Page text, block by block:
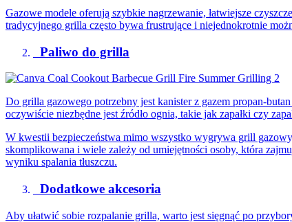
Gazowe modele oferują szybkie nagrzewanie, łatwiejsze
tradycyjnego grilla często bywa frustrujące i niejednokrotnie
Paliwo do grilla
Do grilla gazowego potrzebny jest kanister z gazem propan-
oczywiście niezbędne jest źródło ognia, takie jak zapałki czy
W kwestii bezpieczeństwa mimo wszystko wygrywa grill
skomplikowana i wiele zależy od umiejętności osoby, która
wyniku spalania tłuszczu.
Dodatkowe akcesoria
Aby ułatwić sobie rozpalanie grilla, warto jest sięgnąć po